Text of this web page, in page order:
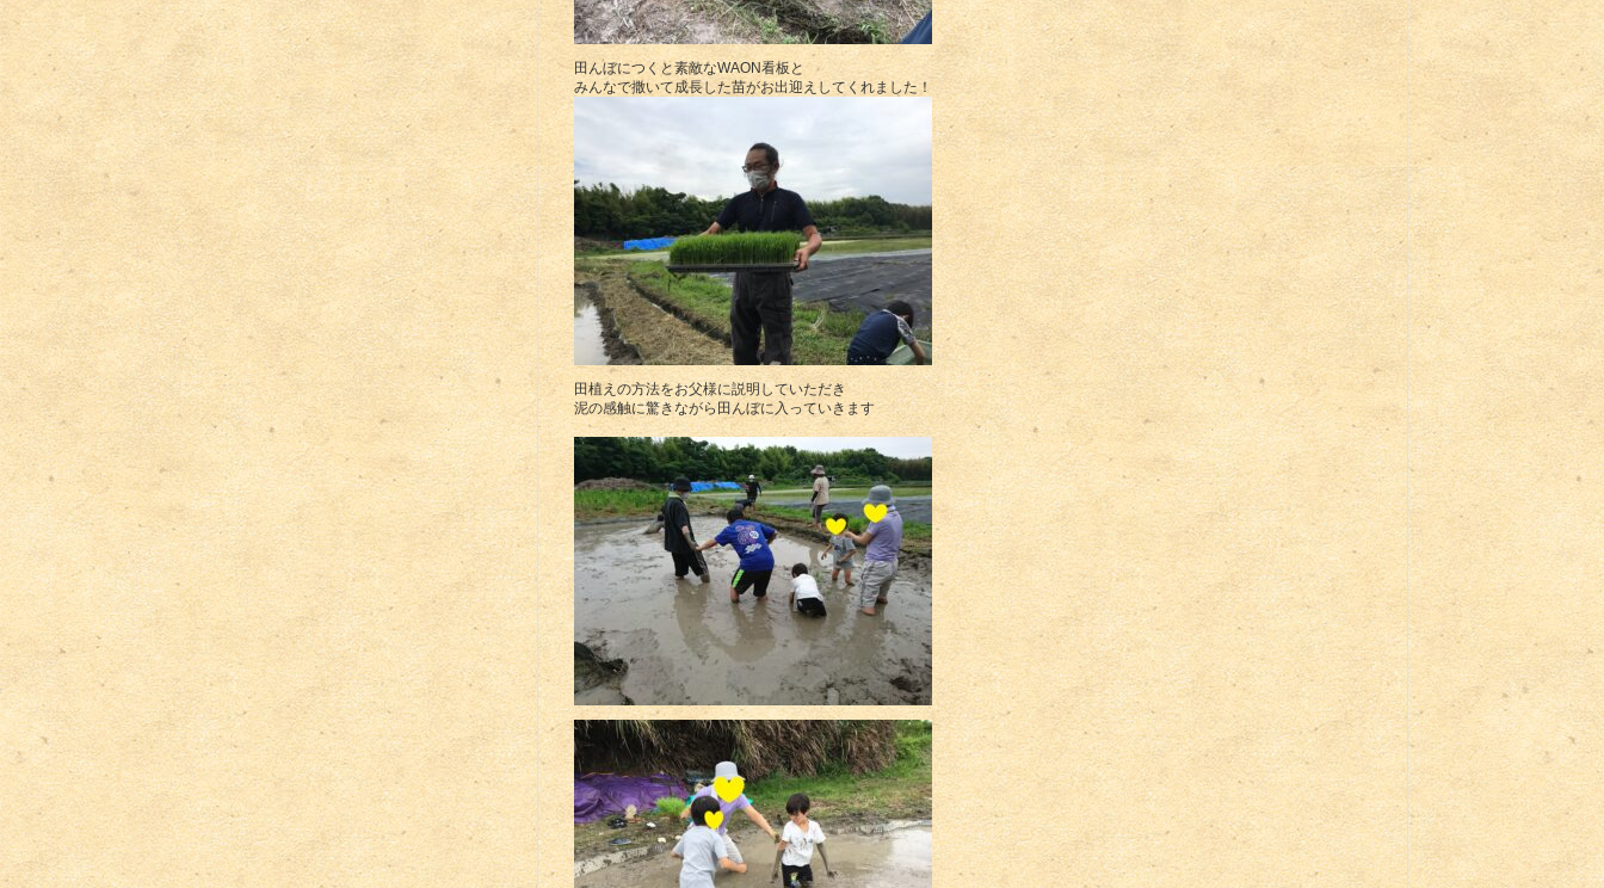
田んぼにつくと素敵なWAON看板と
みんなで撒いて成長した苗がお出迎えしてくれました！
田植えの方法をお父様に説明していただき
泥の感触に驚きながら田んぼに入っていきます